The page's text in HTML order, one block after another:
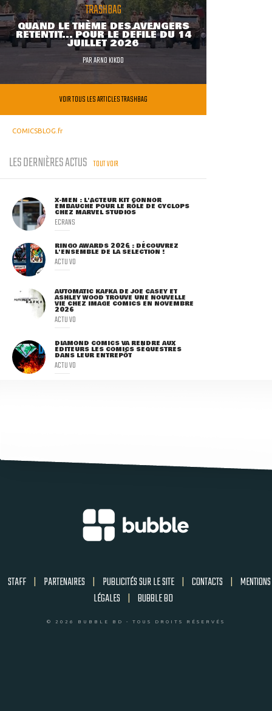
TRASHBAG
QUAND LE THÈME DES AVENGERS
RETENTIT... POUR LE DÉFILÉ DU 14
JUILLET 2026
PARARNO KIKOO
VOIR TOUS LES ARTICLES TRASHBAG
COMICSBLOG.fr
LES DERNIÈRES ACTUS TOUT VOIR
X-MEN : L'ACTEUR KIT CONNOR
EMBAUCHÉ POUR LE RÔLE DE CYCLOPS
CHEZ MARVEL STUDIOS
ECRANS
RINGO AWARDS 2026 : DÉCOUVREZ
L'ENSEMBLE DE LA SÉLECTION !
ACTU VO
AUTOMATIC KAFKA DE JOE CASEY ET
ASHLEY WOOD TROUVE UNE NOUVELLE
VIE CHEZ IMAGE COMICS EN NOVEMBRE
2026
ACTU VO
DIAMOND COMICS VA RENDRE AUX
ÉDITEURS LES COMICS SÉQUESTRÉS
DANS LEUR ENTREPÔT
ACTU VO
STAFF | PARTENAIRES | PUBLICITÉS SUR LE SITE | CONTACTS | MENTIONS
LÉGALES | BUBBLE BD
© 2026 BUBBLE BD - TOUS DROITS RÉSERVÉS